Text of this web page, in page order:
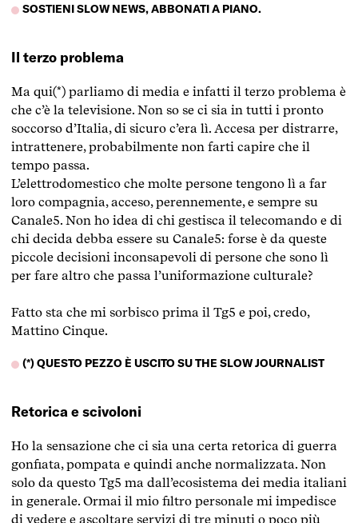
SOSTIENI SLOW NEWS, ABBONATI A PIANO.
Il terzo problema
Ma qui(*) parliamo di media e infatti il terzo problema è
che c’è la televisione. Non so se ci sia in tutti i pronto
soccorso d’Italia, di sicuro c’era lì. Accesa per distrarre,
intrattenere, probabilmente non farti capire che il
tempo passa.
L’elettrodomestico che molte persone tengono lì a far
loro compagnia, acceso, perennemente, e sempre su
Canale5. Non ho idea di chi gestisca il telecomando e di
chi decida debba essere su Canale5: forse è da queste
piccole decisioni inconsapevoli di persone che sono lì
per fare altro che passa l’uniformazione culturale?
Fatto sta che mi sorbisco prima il Tg5 e poi, credo,
Mattino Cinque.
(*) QUESTO PEZZO È USCITO SU THE SLOW JOURNALIST
Retorica e scivoloni
Ho la sensazione che ci sia una certa retorica di guerra
gonfiata, pompata e quindi anche normalizzata. Non
solo da questo Tg5 ma dall’ecosistema dei media italiani
in generale. Ormai il mio filtro personale mi impedisce
di vedere e ascoltare servizi di tre minuti o poco più